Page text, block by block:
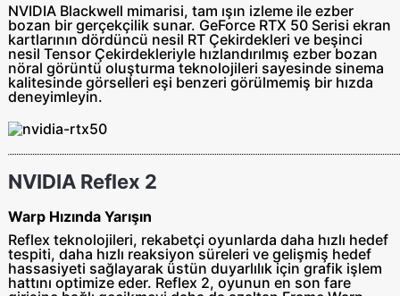
NVIDIA Blackwell mimarisi, tam ışın izleme ile ezber
bozan bir gerçekçilik sunar. GeForce RTX 50 Serisi ekran
kartlarının dördüncü nesil RT Çekirdekleri ve beşinci
nesil Tensor Çekirdekleriyle hızlandırılmış ezber bozan
nöral görüntü oluşturma teknolojileri sayesinde sinema
kalitesinde görselleri eşi benzeri görülmemiş bir hızda
deneyimleyin.
NVIDIA Reflex 2
Warp Hızında Yarışın
Reflex teknolojileri, rekabetçi oyunlarda daha hızlı hedef
tespiti, daha hızlı reaksiyon süreleri ve gelişmiş hedef
hassasiyeti sağlayarak üstün duyarlılık için grafik işlem
hattını optimize eder. Reflex 2, oyunun en son fare